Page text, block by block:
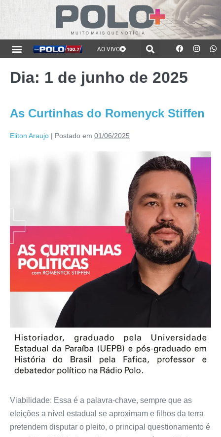
AO VIVO
Dia: 1 de junho de 2025
As Curtinhas do Romenyck Stiffen
Eliton Araujo | Postado em 01/06/2025
Viabilidade: Essa é a palavra-chave, sempre que as
eleições a nível estadual se aproximam e filhos da terra
pretendem disputar o pleito, o principal questionamento é